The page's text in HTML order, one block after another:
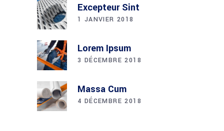
Excepteur Sint
1 JANVIER 2018
Lorem Ipsum
3 DÉCEMBRE 2018
Massa Cum
4 DÉCEMBRE 2018